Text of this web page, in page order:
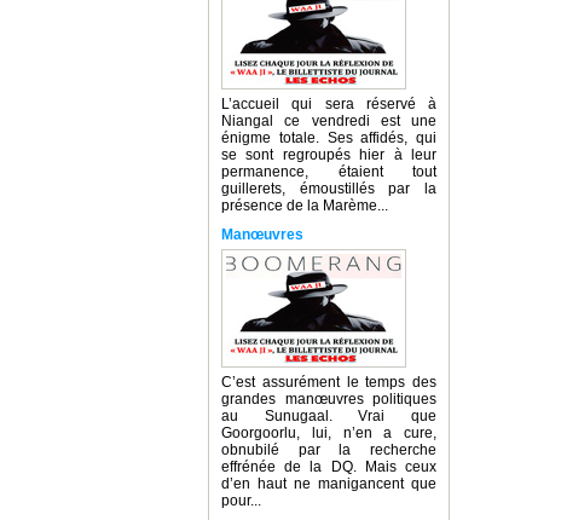
L’accueil qui sera réservé à
Niangal ce vendredi est une
énigme totale. Ses affidés, qui
se sont regroupés hier à leur
permanence, étaient tout
guillerets, émoustillés par la
présence de la Marème...
Manœuvres
C’est assurément le temps des
grandes manœuvres politiques
au Sunugaal. Vrai que
Goorgoorlu, lui, n’en a cure,
obnubilé par la recherche
effrénée de la DQ. Mais ceux
d’en haut ne manigancent que
pour...